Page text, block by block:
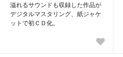
溢れるサウンドも収録した作品が
デジタルマスタリング、紙ジャケ
ットで初ＣＤ化。